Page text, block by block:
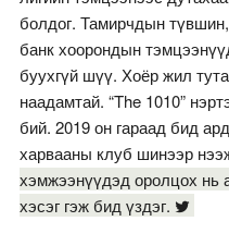
болдог. Тамирчдын
банк хоорондын
буухгүй шүү. Хоёр жил
наадамтай. “The 1010”
бий. 2019 он гараад бид
харвааны клуб шинээр
хэмжээнүүдэд оролцох нь
хэсэг гэж бид үздэг.